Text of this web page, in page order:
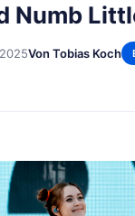
Numb
Von Tobias Koch